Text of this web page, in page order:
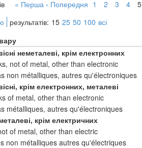
« Перша ‹ Попередня 1 2 3 4 5
результатів: 15 25 50 100 всі
неметалеві, крім електронних
not of metal, other than electronic
non métalliques, autres qu'électroniques
крім електронних, металеві
of metal, other than electronic
métalliques, autres qu'électroniques
крім електричних
of metal, other than electric
non métalliques autres qu'électriques